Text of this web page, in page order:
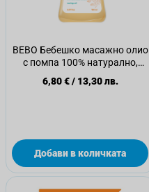
BEBO Бебешко масажно олио
с помпа 100% натурално,
6,80 €/ 13,30 лв.
Добави в количката